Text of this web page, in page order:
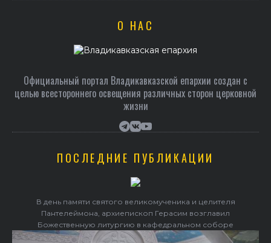
О НАС
Официальный портал Владикавказской епархии создан c
целью всестороннего освещения различных сторон церковной
жизни
ПОСЛЕДНИЕ ПУБЛИКАЦИИ
В день памяти святого великомученика и целителя
Пантелеймона, архиепископ Герасим возглавил
Божественную литургию в кафедральном соборе